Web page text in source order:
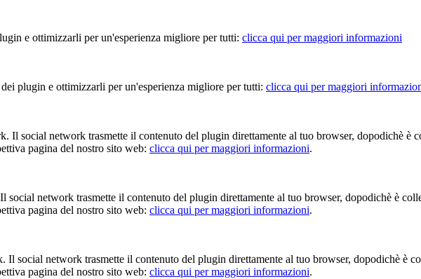
e ottimizzarli per un'esperienza migliore per tutti: clicca qui per maggiori informazioni
plugin e ottimizzarli per un'esperienza migliore per tutti: clicca qui per maggiori
social network trasmette il contenuto del plugin direttamente al tuo browser, dopodichè è
pagina del nostro sito web: clicca qui per maggiori informazioni.
network trasmette il contenuto del plugin direttamente al tuo browser, dopodichè è
pagina del nostro sito web: clicca qui per maggiori informazioni.
social network trasmette il contenuto del plugin direttamente al tuo browser, dopodichè è
pagina del nostro sito web: clicca qui per maggiori informazioni.